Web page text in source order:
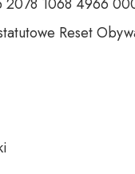
Reset